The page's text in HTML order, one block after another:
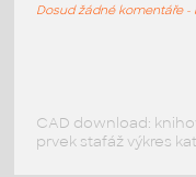
Dosud žádné komentáře -
CAD download:
prvek stafáž výkres